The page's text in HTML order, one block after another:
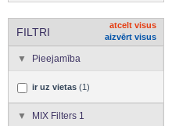
FILTRI
atcelt visus
aizvērt visus
Pieejamība
ir uz vietas (1)
MIX Filters 1